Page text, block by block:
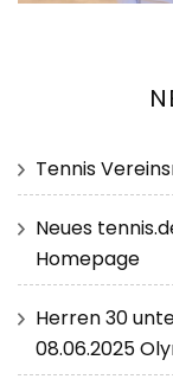
Tennis
Neues
Homepage
Herren 30
08.06.2025